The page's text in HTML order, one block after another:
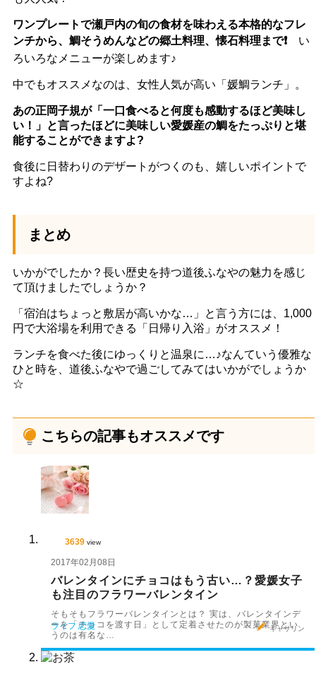
ワンプレートで瀬戸内の旬の食材を味わえる本格的なフレ
ンチから、鯛そうめんなどの郷土料理、懐石料理まで❗️い
ろいろなメニューが楽しめます♪
中でもオススメなのは、女性人気が高い「媛鯛ランチ」。
あの正岡子規が「一口食べると何度も感動するほど美味し
い！」と言ったほどに美味しい愛媛産の鯛をたっぷりと堪
能することができますよ?
食後に日替わりのデザートがつくのも、嬉しいポイントで
すよね?
まとめ
いかがでしたか？長い歴史を持つ道後ふなやの魅力を感じ
て頂けましたでしょうか？
「宿泊はちょっと敷居が高いかな…」と言う方には、1,000
円で大浴場を利用できる「日帰り入浴」がオススメ！
ランチを食べた後にゆっくりと温泉に…♪なんていう優雅な
ひと時を、道後ふなやで過ごしてみてはいかがでしょうか
☆
こちらの記事もオススメです
3639 view
2017年02月08日
バレンタインにチョコはもう古い…？愛媛女子
も注目のフラワーバレンタイン
そもそもフラワーバレンタインとは？ 実は、バレンタインデ
ーを「チョコを渡す日」として定着させたのが製菓業界とい
うのは有名な…
ライフ 恋愛 キャサリン